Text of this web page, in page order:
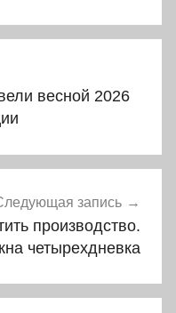
весной 2026
запись
производство.
четырехдневка